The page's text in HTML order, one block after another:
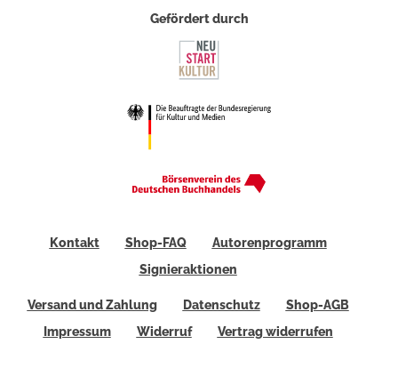
Gefördert durch
Kontakt Shop-FAQ
Autorenprogramm
Signieraktionen
Versand und Zahlung Datenschutz
Shop-AGB
Impressum
Widerruf Vertrag widerrufen